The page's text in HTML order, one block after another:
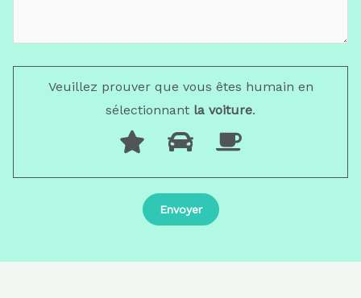
Veuillez prouver que vous êtes humain en
sélectionnant la voiture.